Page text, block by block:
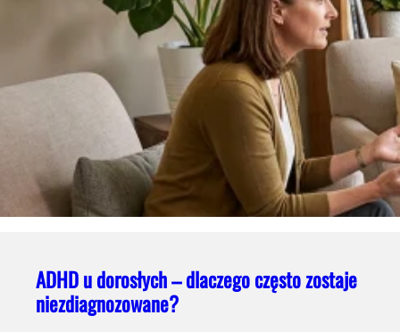
ADHD u dorosłych – dlaczego często zostaje
niezdiagnozowane?